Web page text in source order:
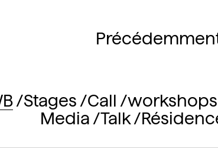
Stages Call workshops
Media
Talk